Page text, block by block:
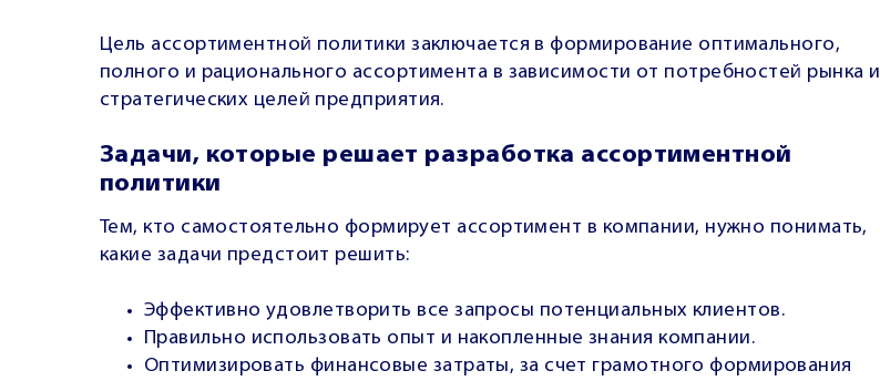
Цель ассортиментной политики заключается в формирование оптимального,
полного и рационального ассортимента в зависимости от потребностей рынка и
стратегических целей предприятия.
Задачи, которые решает разработка ассортиментной
политики
Тем, кто самостоятельно формирует ассортимент в компании, нужно понимать,
какие задачи предстоит решить:
Эффективно удовлетворить все запросы потенциальных клиентов.
Правильно использовать опыт и накопленные знания компании.
Оптимизировать финансовые затраты, за счет грамотного формирования